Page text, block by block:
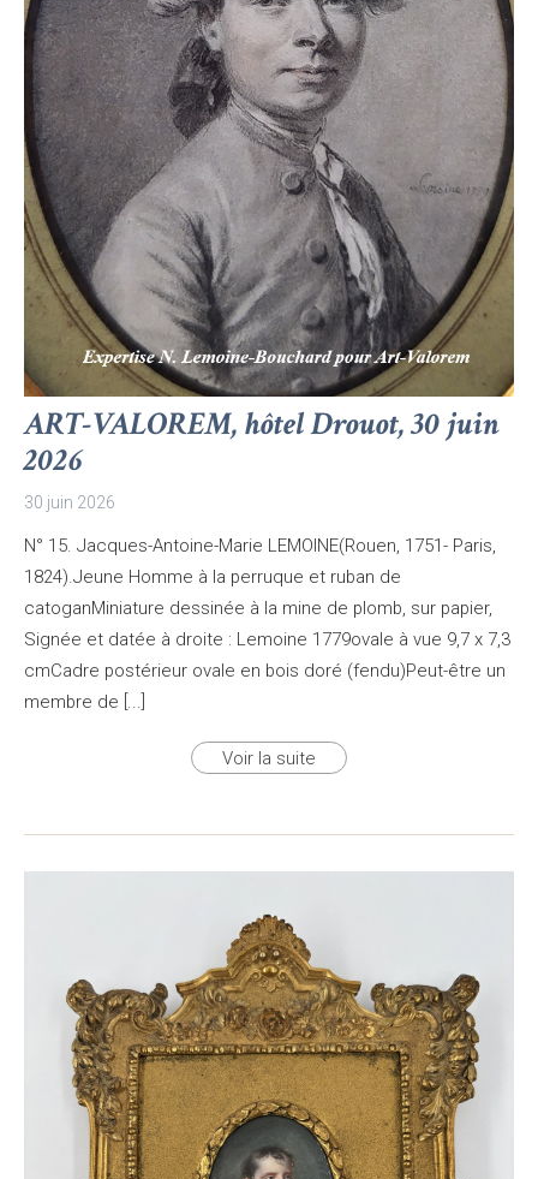
ART-VALOREM, hôtel Drouot, 30 juin
2026
30 juin 2026
N° 15. Jacques-Antoine-Marie LEMOINE(Rouen, 1751- Paris,
1824).Jeune Homme à la perruque et ruban de
catoganMiniature dessinée à la mine de plomb, sur papier,
Signée et datée à droite : Lemoine 1779ovale à vue 9,7 x 7,3
cmCadre postérieur ovale en bois doré (fendu)Peut-être un
membre de [...]
Voir la suite